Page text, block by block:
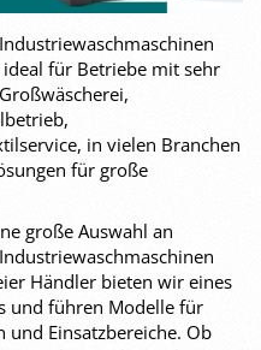
für Betriebe mit sehr
in vielen Branchen
für große
große Auswahl an
Händler bieten wir eines
und führen Modelle für
Einsatzbereiche. Ob